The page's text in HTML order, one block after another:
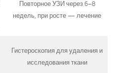
Повторное УЗИ через 6–8
недель, при росте — лечение
Гистероскопия для удаления и
исследования ткани